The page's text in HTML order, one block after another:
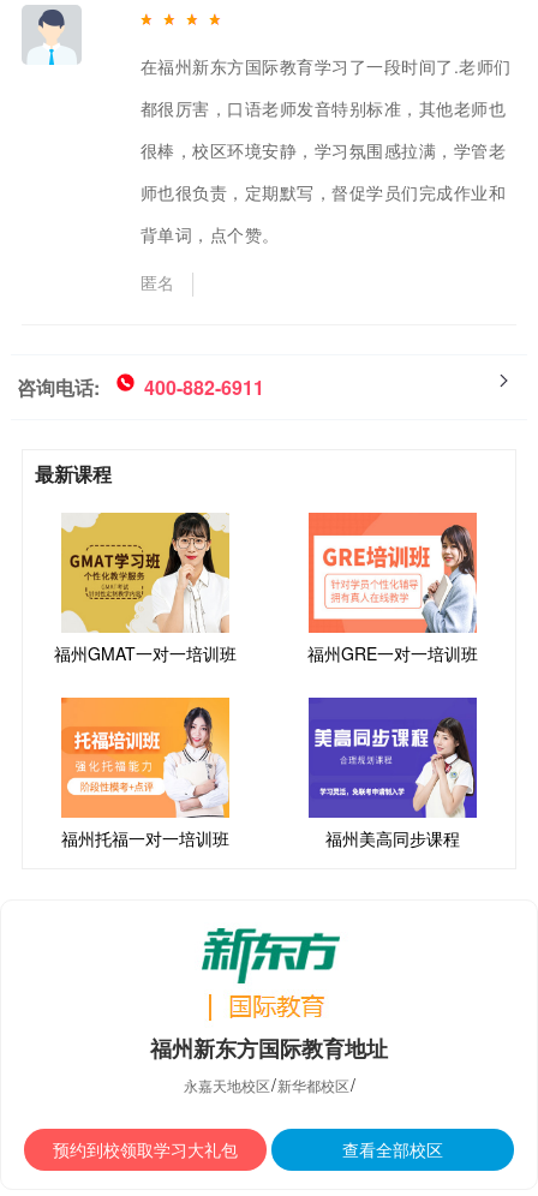
在福州新东方国际教育学习了一段时间了.老师们
都很厉害，口语老师发音特别标准，其他老师也
很棒，校区环境安静，学习氛围感拉满，学管老
师也很负责，定期默写，督促学员们完成作业和
背单词，点个赞。
匿名
咨询电话: 400-882-6911
最新课程
福州GMAT一对一培训班 福州GRE一对一培训班
福州托福一对一培训班 福州美高同步课程
福州新东方国际教育地址
永嘉天地校区/新华都校区/
预约到校领取学习大礼包 查看全部校区